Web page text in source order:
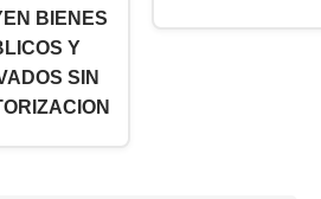
BIENES
Y
SIN